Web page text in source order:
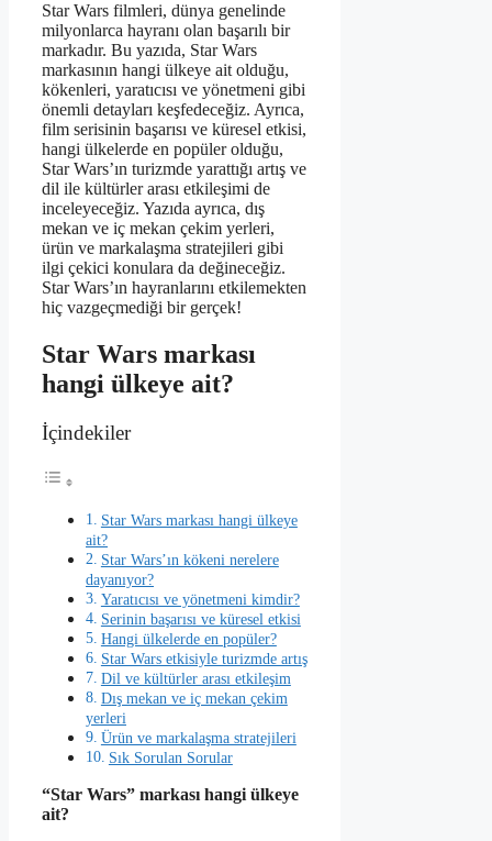
Star Wars filmleri, dünya genelinde
milyonlarca hayranı olan başarılı bir
markadır. Bu yazıda, Star Wars
markasının hangi ülkeye ait olduğu,
kökenleri, yaratıcısı ve yönetmeni gibi
önemli detayları keşfedeceğiz. Ayrıca,
film serisinin başarısı ve küresel etkisi,
hangi ülkelerde en popüler olduğu,
Star Wars’ın turizmde yarattığı artış ve
dil ile kültürler arası etkileşimi de
inceleyeceğiz. Yazıda ayrıca, dış
mekan ve iç mekan çekim yerleri,
ürün ve markalaşma stratejileri gibi
ilgi çekici konulara da değineceğiz.
Star Wars’ın hayranlarını etkilemekten
hiç vazgeçmediği bir gerçek!
Star Wars markası
hangi ülkeye ait?
İçindekiler
Star Wars markası hangi ülkeye
ait?
Star Wars’ın kökeni nerelere
dayanıyor?
Yaratıcısı ve yönetmeni kimdir?
Serinin başarısı ve küresel etkisi
Hangi ülkelerde en popüler?
Star Wars etkisiyle turizmde artış
Dil ve kültürler arası etkileşim
Dış mekan ve iç mekan çekim
yerleri
Ürün ve markalaşma stratejileri
Sık Sorulan Sorular
“Star Wars” markası hangi ülkeye
ait?